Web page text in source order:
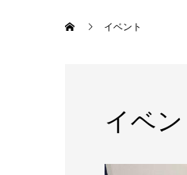
イベント
イベン